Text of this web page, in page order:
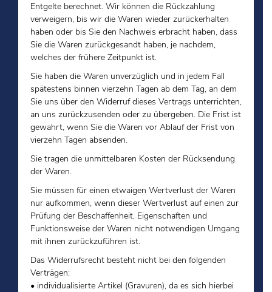
Entgelte berechnet. Wir können die Rückzahlung
verweigern, bis wir die Waren wieder zurückerhalten
haben oder bis Sie den Nachweis erbracht haben, dass
Sie die Waren zurückgesandt haben, je nachdem,
welches der frühere Zeitpunkt ist.
Sie haben die Waren unverzüglich und in jedem Fall
spätestens binnen vierzehn Tagen ab dem Tag, an dem
Sie uns über den Widerruf dieses Vertrags unterrichten,
an uns zurückzusenden oder zu übergeben. Die Frist ist
gewahrt, wenn Sie die Waren vor Ablauf der Frist von
vierzehn Tagen absenden.
Sie tragen die unmittelbaren Kosten der Rücksendung
der Waren.
Sie müssen für einen etwaigen Wertverlust der Waren
nur aufkommen, wenn dieser Wertverlust auf einen zur
Prüfung der Beschaffenheit, Eigenschaften und
Funktionsweise der Waren nicht notwendigen Umgang
mit ihnen zurückzuführen ist.
Das Widerrufsrecht besteht nicht bei den folgenden
Verträgen:
• individualisierte Artikel (Gravuren), da es sich hierbei